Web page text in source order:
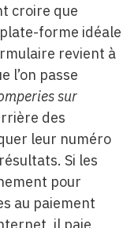
croire que
forme idéale
revient à
l’on passe
sur
des
leur numéro
Si les
pour
au paiement